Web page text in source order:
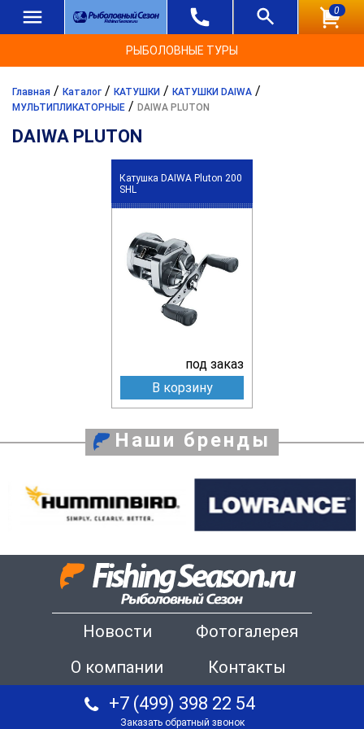
0
РЫБОЛОВНЫЕ ТУРЫ
Главная / Каталог / КАТУШКИ / КАТУШКИ DAIWA /
МУЛЬТИПЛИКАТОРНЫЕ / DAIWA PLUTON
DAIWA PLUTON
Катушка DAIWA Pluton 200
SHL
под заказ
В корзину
Наши бренды
Новости
Фотогалерея
О компании
Контакты
+7 (499) 398 22 54
Заказать обратный звонок